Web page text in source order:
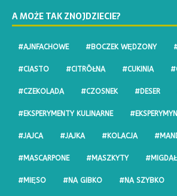
A MOŻE TAK ZNOJDZIECIE?
#AJNFACHOWE #BOCZEK WĘDZONY
#CIASTO #CITRŌŁNA #CUKINIA
#CZEKOLADA #CZOSNEK #DESER
#EKSPERYMENTY KULINARNE
#JAJCA #JAJKA #KOLACJA
#MASCARPONE #MASZKYTY
#MIĘSO #NA GIBKO #NA SZYBKO